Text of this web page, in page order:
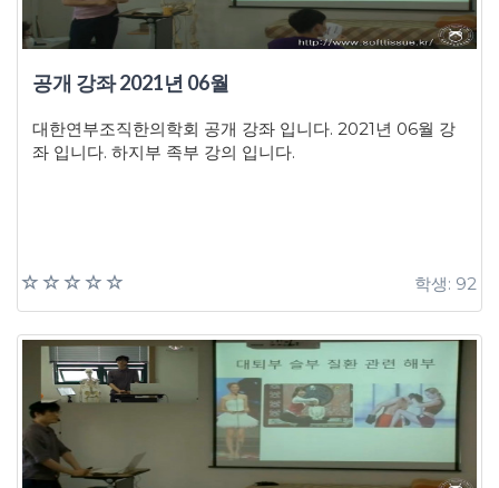
공개 강좌 2021년 06월
대한연부조직한의학회 공개 강좌 입니다. 2021년 06월 강
좌 입니다. 하지부 족부 강의 입니다.
학생: 92